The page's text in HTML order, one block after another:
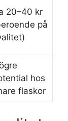
20–40 kr
på
hos
flaskor